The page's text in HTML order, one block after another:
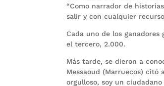
“Como narrador de
salir y con cualquier
Cada uno de los
el tercero, 2.000.
Más tarde, se dieron a
Messaoud (Marruecos) citó
orgulloso, soy un